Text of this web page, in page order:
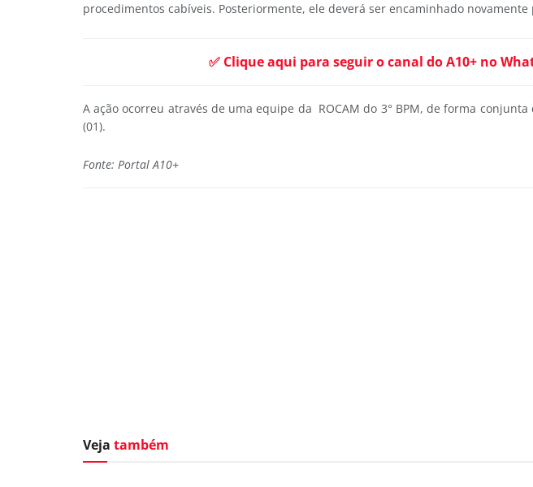
procedimentos cabíveis. Posteriormente, ele deverá ser encaminhado
✅ Clique aqui para seguir o canal do A10+ no
A ação ocorreu através de uma equipe da ROCAM do 3° BPM, de forma conjunta
(01).
Fonte: Portal A10+
Veja também